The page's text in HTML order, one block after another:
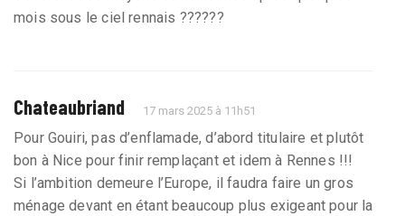
mois sous le ciel rennais ??????
Chateaubriand 17 mars 2025 à 11h51
Pour Gouiri, pas d’enflamade, d’abord titulaire et plutôt
bon à Nice pour finir remplaçant et idem à Rennes !!!
Si l’ambition demeure l’Europe, il faudra faire un gros
ménage devant en étant beaucoup plus exigeant pour la